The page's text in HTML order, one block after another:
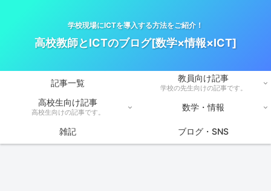
学校現場にICTを導入する方法をご紹介！
高校教師とICTのブログ[数学×情報×ICT]
記事一覧 教員向け記事
学校の先生向けの記事です。
高校生向け記事
高校生向けの記事です。 数学・情報
雑記 ブログ・SNS